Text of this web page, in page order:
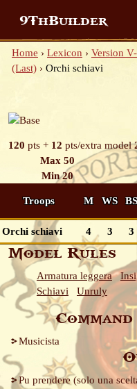
9ThBuilder
Home › Lexicon › Version
(Last) › Orchi schiavi
120 pts + 12 pts/extra model
Max 50
Min 20
Troops M WS BS
Orchi schiavi 4 3 3
Model Rules
Armatura leggera
Schiavi
Unruly
Musicista
Pu prendere (solo una